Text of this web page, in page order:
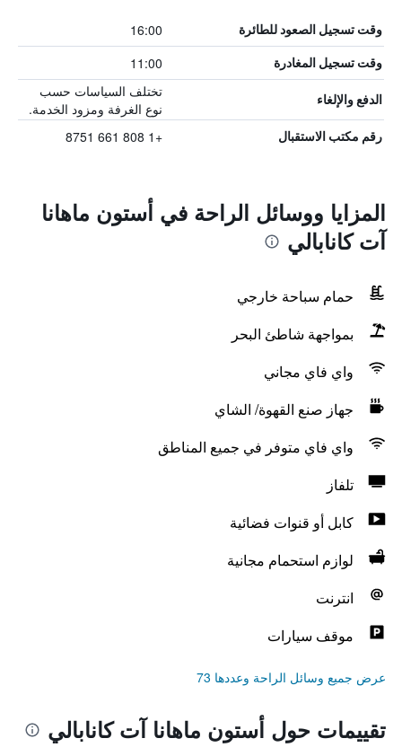
وقت تسجيل الصعود للطائرة 16:00
وقت تسجيل المغادرة 11:00
الدفع والإلغاء
تختلف السياسات حسب
نوع الغرفة ومزود الخدمة.
رقم مكتب الاستقبال +1 808 661 8751
المزايا ووسائل الراحة في أستون ماهانا
آت كانابالي
حمام سباحة خارجي
بمواجهة شاطئ البحر
واي فاي مجاني
جهاز صنع القهوة/ الشاي
واي فاي متوفر في جميع المناطق
تلفاز
كابل أو قنوات فضائية
لوازم استحمام مجانية
انترنت
موقف سيارات
عرض جميع وسائل الراحة وعددها 73
تقييمات حول أستون ماهانا آت كانابالي